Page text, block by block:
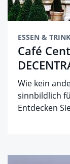
ESSEN &
Café
Wie kein
sinnbildlich
Entdecken